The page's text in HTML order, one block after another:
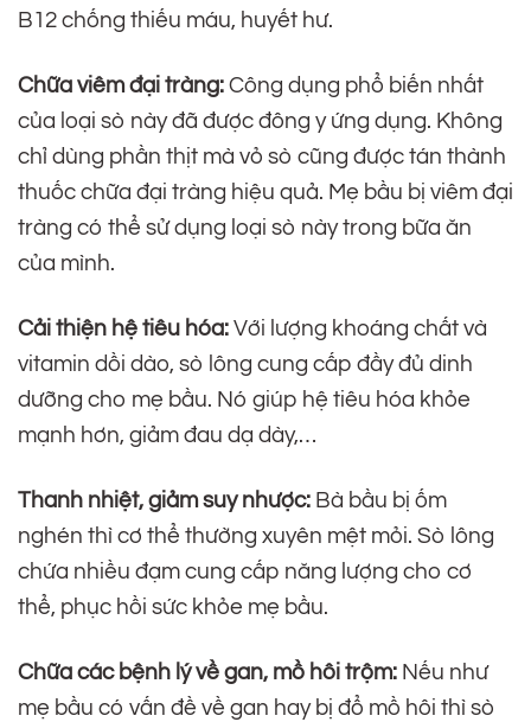
B12 chống thiếu máu, huyết hư.
Chữa viêm đại tràng: Công dụng phổ biến nhất
của loại sò này đã được đông y ứng dụng. Không
chỉ dùng phần thịt mà vỏ sò cũng được tán thành
thuốc chữa đại tràng hiệu quả. Mẹ bầu bị viêm đại
tràng có thể sử dụng loại sò này trong bữa ăn
của mình.
Cải thiện hệ tiêu hóa: Với lượng khoáng chất và
vitamin dồi dào, sò lông cung cấp đầy đủ dinh
dưỡng cho mẹ bầu. Nó giúp hệ tiêu hóa khỏe
mạnh hơn, giảm đau dạ dày,…
Thanh nhiệt, giảm suy nhược: Bà bầu bị ốm
nghén thì cơ thể thường xuyên mệt mỏi. Sò lông
chứa nhiều đạm cung cấp năng lượng cho cơ
thể, phục hồi sức khỏe mẹ bầu.
Chữa các bệnh lý về gan, mồ hôi trộm: Nếu như
mẹ bầu có vấn đề về gan hay bị đổ mồ hôi thì sò